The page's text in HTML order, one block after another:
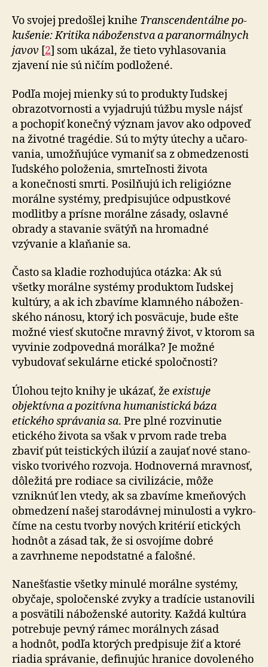
Vo svojej predošlej knihe Trans­cen­den­tálne po­
ku­še­nie: Kritika náboženstva a pa­ra­nor­mál­nych
javov [2] som ukázal, že tieto vy­hla­so­vania
zjavení nie sú ničím podložené.
Podľa mojej mienky sú to produkty ľudskej
obra­zo­tvor­nosti a vy­jad­rujú túžbu mysle nájsť
a po­cho­piť konečný význam javov ako odpoveď
na ži­vot­né tragédie. Sú to mýty útechy a uča­ro­
va­nia, umož­ňu­júce vymaniť sa z ob­me­dze­nosti
ľudského položenia, smrteľnosti života
a konečnosti smrti. Posilňujú ich religiózne
morálne systémy, pred­pi­su­júce odpustkové
modlitby a prísne morálne zásady, oslavné
obrady a sta­va­nie svätýň na hro­mad­né
vzývanie a klaňanie sa.
Často sa kladie rozhodujúca otázka: Ak sú
všetky morálne systémy produktom ľudskej
kultúry, a ak ich zbavíme klamného ná­bo­žen­
ského nánosu, ktorý ich posväcuje, bude ešte
možné viesť skutočne mravný život, v ktorom sa
vyvinie zodpovedná morálka? Je možné
vybudovať sekulárne etické spoločnosti?
Úlohou tejto knihy je ukázať, že existuje
objektívna a po­zi­tívna hu­ma­nis­tická báza
etického správania sa. Pre plné roz­vi­nutie
etického života sa však v prvom rade treba
zbaviť pút teistických ilúzií a zaujať nové sta­no­
visko tvorivého rozvoja. Hod­no­verná mravnosť,
dôležitá pre ro­dia­ce sa ci­vi­li­zácie, môže
vzniknúť len vtedy, ak sa zbavíme kme­ňo­vých
ob­me­dze­ní našej staro­dávnej mi­nu­losti a vy­kro­
číme na cestu tvorby nových kritérií etických
hodnôt a zásad tak, že si osvojíme dobré
a zavrh­neme ne­pod­statné a falošné.
Nanešťastie všetky minulé morálne systémy,
obyčaje, spo­lo­čenské zvyky a tra­dí­cie ustanovili
a posvätili náboženské autority. Každá kultúra
potrebuje pevný rámec morálnych zásad
a hodnôt, podľa ktorých pred­pi­suje žiť a ktoré
riadia správanie, definujúc hranice do­vo­le­ného